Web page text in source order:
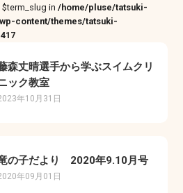
$term_slug in/home/pluse/tatsuki-
content/themes/tatsuki-
417
森丈晴選手から学ぶスイムクリ
ック教室
年10月31日
の子だより 2020年9.10月号
年09月01日